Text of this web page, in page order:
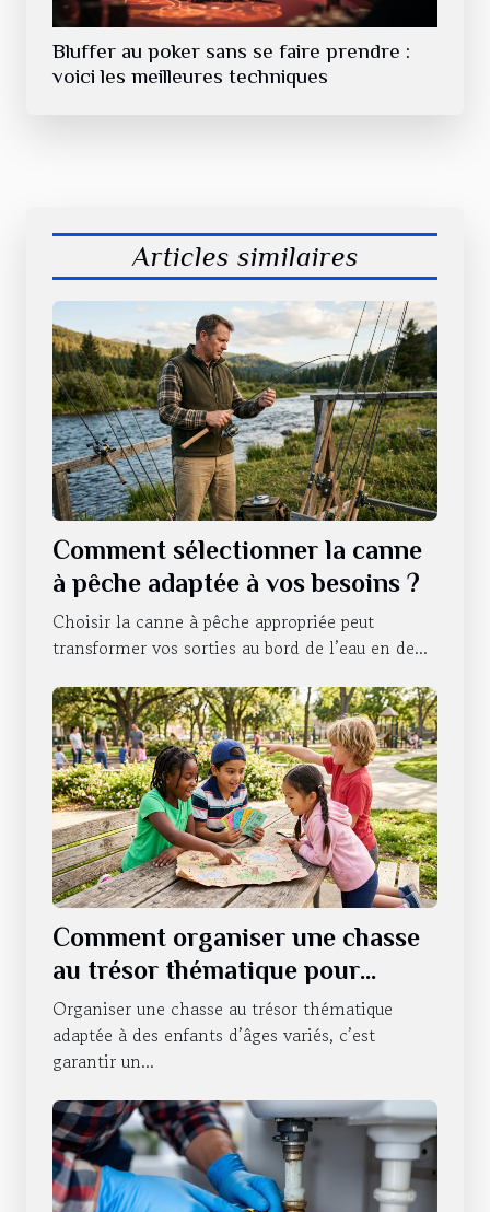
Bluffer au poker sans se faire prendre :
voici les meilleures techniques
Articles similaires
Comment sélectionner la canne
à pêche adaptée à vos besoins ?
Choisir la canne à pêche appropriée peut
transformer vos sorties au bord de l’eau en de...
Comment organiser une chasse
au trésor thématique pour
enfants de différents âges ?
Organiser une chasse au trésor thématique
adaptée à des enfants d’âges variés, c’est
garantir un...